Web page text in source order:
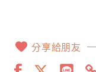
分享給朋友